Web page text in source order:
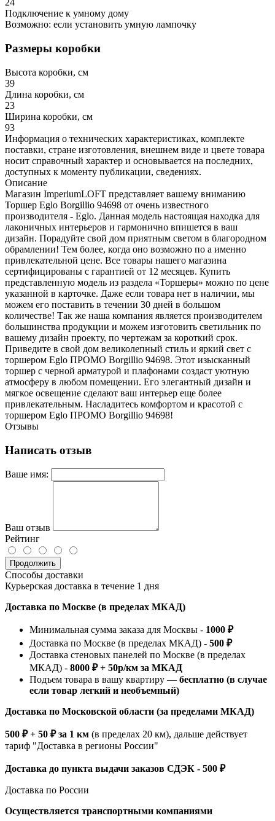
24
Подключение к умному дому
Возможно: если установить умную лампочку
Размеры коробки
Высота коробки, см
39
Длина коробки, см
23
Ширина коробки, см
93
Информация о технических характеристиках, комплекте
поставки, стране изготовления, внешнем виде и цвете товара
носит справочный характер и основывается на последних,
доступных к моменту публикации, сведениях.
Описание
Магазин ImperiumLOFT представляет вашему вниманию
Торшер Eglo Borgillio 94698 от очень известного
производителя - Eglo. Данная модель настоящая находка для
лаконичных интерьеров и гармонично впишется в ваш
дизайн. Порадуйте свой дом приятным светом в благородном
обрамлении! Тем более, когда оно возможно по а именно
привлекательной цене. Все товары нашего магазина
сертифицированы с гарантией от 12 месяцев. Купить
представленную модель из раздела «Торшеры» можно по цене
указанной в карточке. Даже если товара нет в наличии, мы
можем его поставить в течении 30 дней в большом
количестве! Так же наша компания является производителем
большинства продукции и можем изготовить светильник по
вашему дизайн проекту, по чертежам за короткий срок.
Приведите в свой дом великолепный стиль и яркий свет с
торшером Eglo ПРОМО Borgillio 94698. Этот изысканный
торшер с черной арматурой и плафонами создаст уютную
атмосферу в любом помещении. Его элегантный дизайн и
мягкое освещение сделают ваш интерьер еще более
привлекательным. Насладитесь комфортом и красотой с
торшером Eglo ПРОМО Borgillio 94698!
Отзывы
Написать отзыв
Ваше имя:
Ваш отзыв
Рейтинг
Продолжить
Способы доставки
Курьерская доставка в течение 1 дня
Доставка по Москве (в пределах МКАД)
Минимальная сумма заказа для Москвы - 1000 ₽
Доставка по Москве (в пределах МКАД) - 500 ₽
Доставка стеновых панелей по Москве (в пределах
МКАД) - 8000 ₽ + 50р/км за МКАД
Подъем товара в вашу квартиру — бесплатно (в случае
если товар легкий и необъемный)
Доставка по Московской области (за пределами МКАД)
500 ₽ + 50 ₽ за 1 км (в пределах 20 км), дальше действует
тариф "Доставка в регионы России"
Доставка до пункта выдачи заказов СДЭК - 500 ₽
Доставка по России
Осуществляется транспортными компаниями